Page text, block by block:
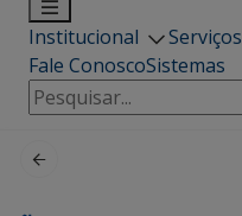
Institucional Serviços
Fale ConoscoSistemas
Pesquisar
por: